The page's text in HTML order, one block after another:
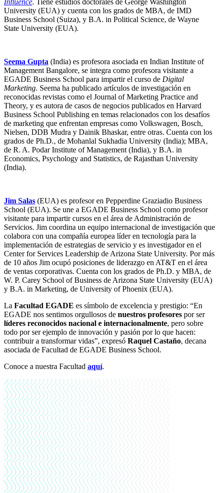
Influence. Tiene estudios doctorales de George Washington
University (EUA) y cuenta con los grados de MBA, de IMD
Business School (Suiza), y B.A. in Political Science, de Wayne
State University (EUA).
Seema Gupta (India) es profesora asociada en Indian Institute of
Management Bangalore, se integra como profesora visitante a
EGADE Business School para impartir el curso de Digital
Marketing. Seema ha publicado artículos de investigación en
reconocidas revistas como el Journal of Marketing Practice and
Theory, y es autora de casos de negocios publicados en Harvard
Business School Publishing en temas relacionados con los desafíos
de marketing que enfrentan empresas como Volkswagen, Bosch,
Nielsen, DDB Mudra y Dainik Bhaskar, entre otras. Cuenta con los
grados de Ph.D., de Mohanlal Sukhadia University (India); MBA,
de R. A. Podar Institute of Management (India), y B.A. in
Economics, Psychology and Statistics, de Rajasthan University
(India).
Jim Salas (EUA) es profesor en Pepperdine Graziadio Business
School (EUA). Se une a EGADE Business School como profesor
visitante para impartir cursos en el área de Administración de
Servicios. Jim coordina un equipo internacional de investigación que
colabora con una compañía europea líder en tecnología para la
implementación de estrategias de servicio y es investigador en el
Center for Services Leadership de Arizona State University. Por más
de 10 años Jim ocupó posiciones de liderazgo en AT&T en el área
de ventas corporativas. Cuenta con los grados de Ph.D. y MBA, de
W. P. Carey School of Business de Arizona State University (EUA)
y B.A. in Marketing, de University of Phoenix (EUA).
La Facultad EGADE es símbolo de excelencia y prestigio: “En
EGADE nos sentimos orgullosos de nuestros profesores por ser
líderes reconocidos nacional e internacionalmente, pero sobre
todo por ser ejemplo de innovación y pasión por lo que hacen:
contribuir a transformar vidas”, expresó Raquel Castaño, decana
asociada de Facultad de EGADE Business School.
Conoce a nuestra Facultad aquí.